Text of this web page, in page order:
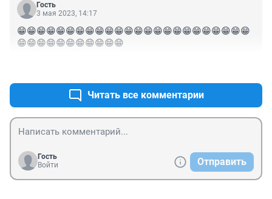
Гость
3 мая 2023, 14:17
😁😁😁😁😁😁😁😁😁😁😁😁😁😁😁😁😁😁😁😁😁😁😁😁
😁😁😁😁😁😁😁😁😁😁😁
Читать все комментарии
Гость
Войти
Отправить